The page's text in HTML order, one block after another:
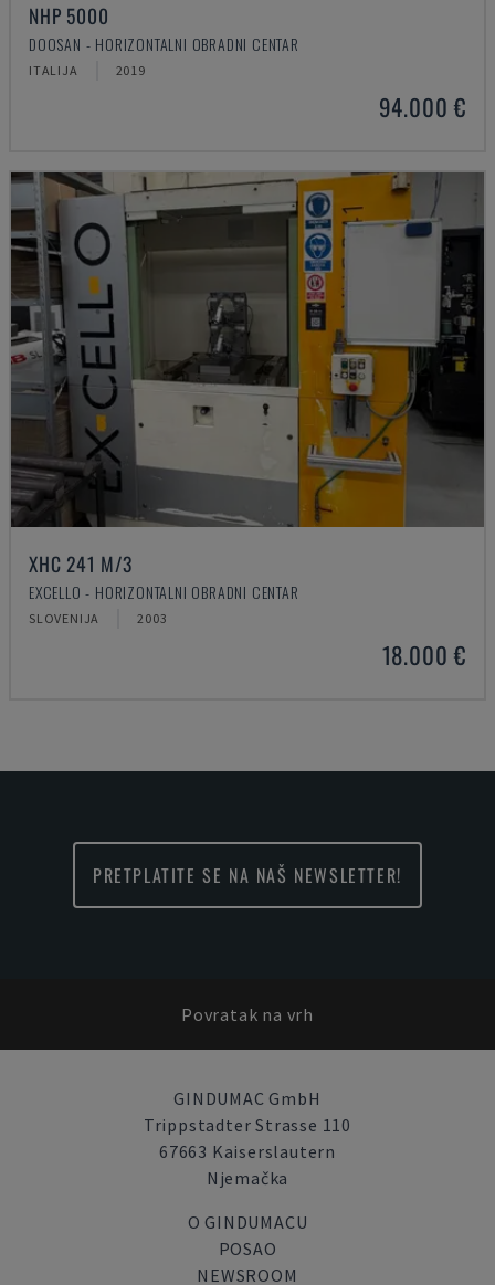
NHP 5000
DOOSAN - HORIZONTALNI OBRADNI CENTAR
ITALIJA 2019
94.000 €
XHC 241 M/3
EXCELLO - HORIZONTALNI OBRADNI CENTAR
SLOVENIJA 2003
18.000 €
PRETPLATITE SE NA NAŠ NEWSLETTER!
Povratak na vrh
GINDUMAC GmbH
Trippstadter Strasse 110
67663 Kaiserslautern
Njemačka
O GINDUMACU
POSAO
NEWSROOM